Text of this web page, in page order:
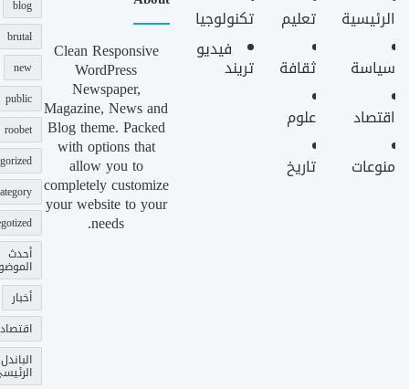
الرئيسية
سياسة
اقتصاد
منوعات
تعليم
ثقافة
علوم
تاريخ
تكنولوجيا
فيديو
تريند
Clean Responsive
WordPress
Newspaper,
Magazine, News and
Blog theme. Packed
with options that
allow you to
completely customize
your website to your
needs.
blog
brutal
new
public
roobet
أحدث
أخبار
اقتصاد
الباندل